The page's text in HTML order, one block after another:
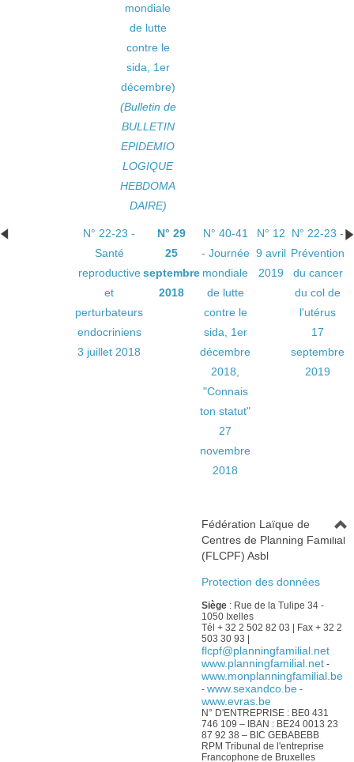
mondiale
de lutte
contre le
sida, 1er
décembre)
(Bulletin de
BULLETIN
EPIDEMIO
LOGIQUE
HEBDOMA
DAIRE)
N° 22-23 -
Santé
reproductive
et
perturbateurs
endocriniens
3 juillet 2018
N° 29
25
septembre
2018
N° 40-41
- Journée
mondiale
de lutte
contre le
sida, 1er
décembre
2018,
"Connais
ton statut"
27
novembre
2018
N° 12
9 avril
2019
N° 22-23 -
Prévention
du cancer
du col de
l'utérus
17
septembre
2019
Fédération Laïque de
Centres de Planning Familial
(FLCPF) Asbl
Protection des données
Siège: Rue de la Tulipe 34 -
1050 Ixelles
Tél + 32 2 502 82 03 | Fax + 32 2
503 30 93 |
flcpf@planningfamilial.net
www.planningfamilial.net-
www.monplanningfamilial.be
- www.sexandco.be-
www.evras.be
N° D'ENTREPRISE : BE0 431
746 109 – IBAN : BE24 0013 23
87 92 38 – BIC GEBABEBB
RPM Tribunal de l'entreprise
Francophone de Bruxelles